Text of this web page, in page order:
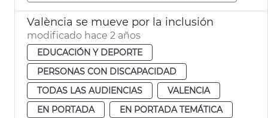
València se mueve por la inclusión
modificado hace 2 años
EDUCACIÓN Y DEPORTE
PERSONAS CON DISCAPACIDAD
TODAS LAS AUDIENCIAS
VALENCIA
EN PORTADA
EN PORTADA TEMÁTICA